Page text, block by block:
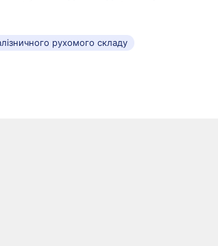
рухомого складу